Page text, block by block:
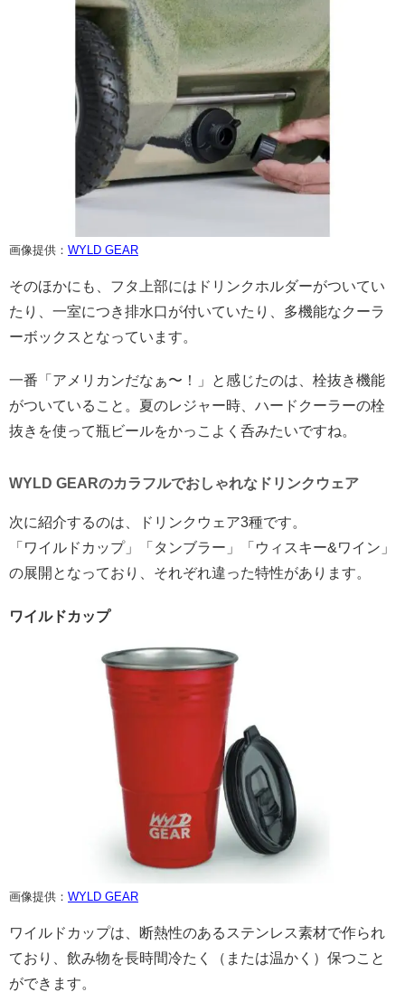
画像提供： WYLD GEAR
そのほかにも、フタ上部にはドリンクホルダーがついてい
たり、一室につき排水口が付いていたり、多機能なクーラ
ーボックスとなっています。
一番「アメリカンだなぁ〜！」と感じたのは、栓抜き機能
がついていること。夏のレジャー時、ハードクーラーの栓
抜きを使って瓶ビールをかっこよく呑みたいですね。
WYLD GEARのカラフルでおしゃれなドリンクウェア
次に紹介するのは、ドリンクウェア3種です。
「ワイルドカップ」「タンブラー」「ウィスキー&ワイン」
の展開となっており、それぞれ違った特性があります。
ワイルドカップ
画像提供： WYLD GEAR
ワイルドカップは、断熱性のあるステンレス素材で作られ
ており、飲み物を長時間冷たく（または温かく）保つこと
ができます。